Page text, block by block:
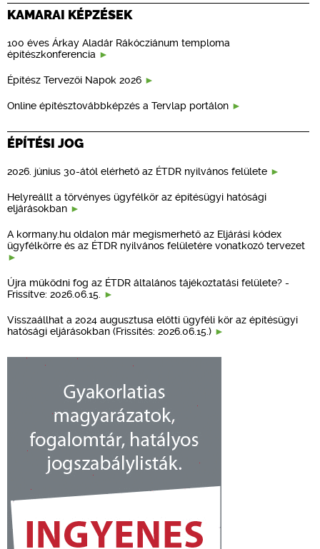
KAMARAI KÉPZÉSEK
100 éves Árkay Aladár Rákócziánum temploma
építészkonferencia
Építész Tervezői Napok 2026
Online építésztovábbképzés a Tervlap portálon
ÉPÍTÉSI JOG
2026. június 30-ától elérhető az ÉTDR nyilvános felülete
Helyreállt a törvényes ügyfélkör az építésügyi hatósági
eljárásokban
A kormany.hu oldalon már megismerhető az Eljárási kódex
ügyfélkörre és az ÉTDR nyilvános felületére vonatkozó tervezet
Újra működni fog az ÉTDR általános tájékoztatási felülete? -
Frissítve: 2026.06.15.
Visszaállhat a 2024 augusztusa előtti ügyféli kör az építésügyi
hatósági eljárásokban (Frissítés: 2026.06.15.)